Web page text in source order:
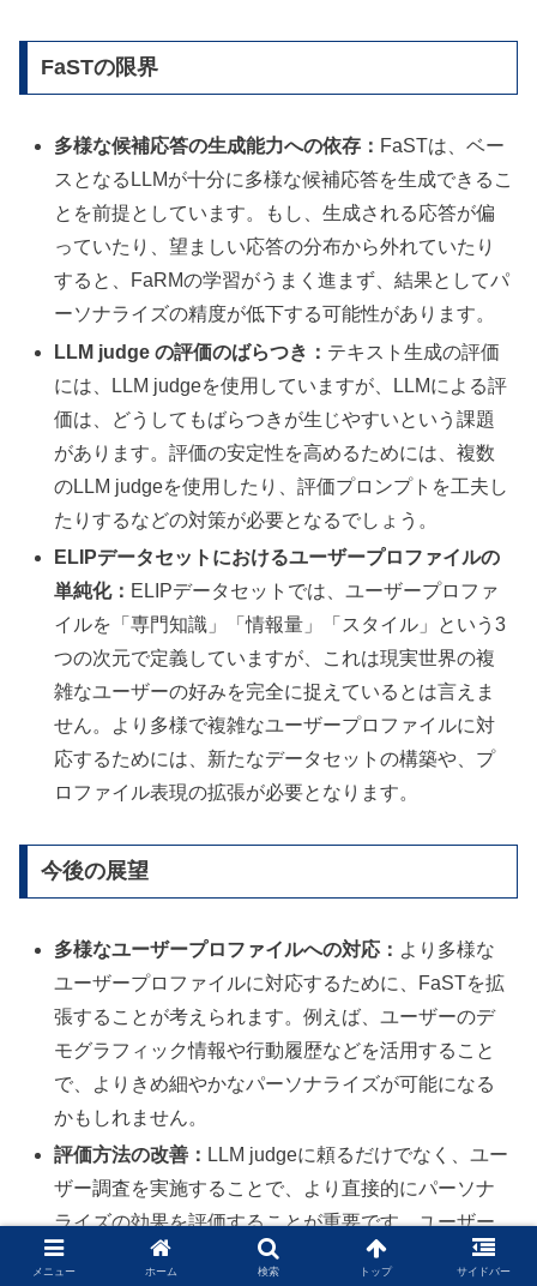
FaSTの限界
多様な候補応答の生成能力への依存： FaSTは、ベー
スとなるLLMが十分に多様な候補応答を生成できるこ
とを前提としています。もし、生成される応答が偏
っていたり、望ましい応答の分布から外れていたり
すると、FaRMの学習がうまく進まず、結果としてパ
ーソナライズの精度が低下する可能性があります。
LLM judge の評価のばらつき： テキスト生成の評価
には、LLM judgeを使用していますが、LLMによる評
価は、どうしてもばらつきが生じやすいという課題
があります。評価の安定性を高めるためには、複数
のLLM judgeを使用したり、評価プロンプトを工夫し
たりするなどの対策が必要となるでしょう。
ELIPデータセットにおけるユーザープロファイルの
単純化： ELIPデータセットでは、ユーザープロファ
イルを「専門知識」「情報量」「スタイル」という3
つの次元で定義していますが、これは現実世界の複
雑なユーザーの好みを完全に捉えているとは言えま
せん。より多様で複雑なユーザープロファイルに対
応するためには、新たなデータセットの構築や、プ
ロファイル表現の拡張が必要となります。
今後の展望
多様なユーザープロファイルへの対応： より多様な
ユーザープロファイルに対応するために、FaSTを拡
張することが考えられます。例えば、ユーザーのデ
モグラフィック情報や行動履歴などを活用すること
で、よりきめ細やかなパーソナライズが可能になる
かもしれません。
評価方法の改善： LLM judgeに頼るだけでなく、ユー
ザー調査を実施することで、より直接的にパーソナ
ライズの効果を評価することが重要です。ユーザー
調査を通じて、FaSTによって生成された応答が、実
メニュー ホーム 検索 トップ サイドバー